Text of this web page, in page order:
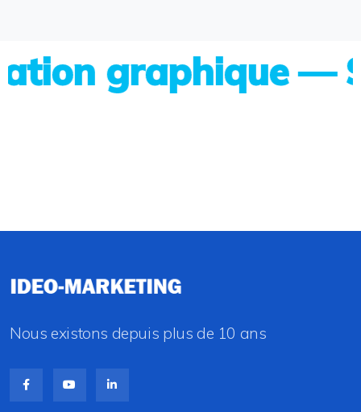
graphique —
Nous existons depuis plus de 10 ans